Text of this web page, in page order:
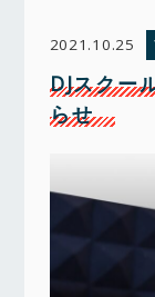
2021.10.25
DJスクー
らせ